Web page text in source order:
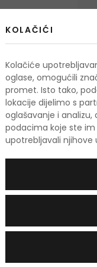
Na
KOLAČIĆI
Kolačiće
oglase, omogućili
promet. Isto tako,
lokacije dijelimo s
oglašavanje i
podacima koje ste im
upotrebljavali njihove